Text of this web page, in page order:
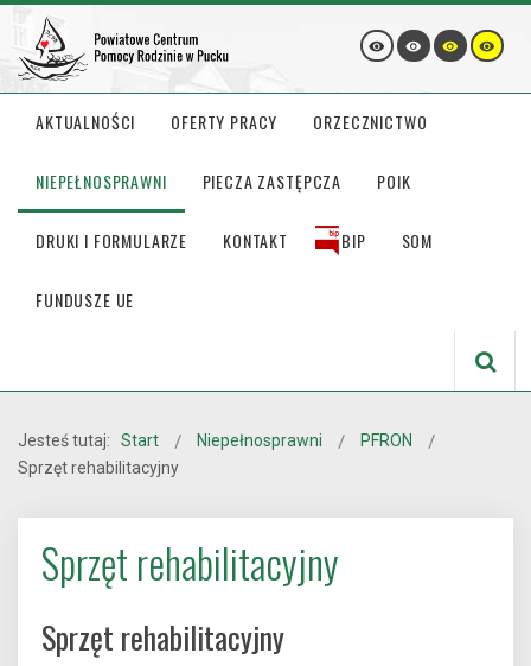
AKTUALNOŚCI OFERTY PRACY ORZECZNICTWO
NIEPEŁNOSPRAWNI PIECZA ZASTĘPCZA POIK
DRUKI I FORMULARZE KONTAKT BIP SOM
FUNDUSZE UE
Jesteś tutaj: Start Niepełnosprawni
PFRON
Sprzęt rehabilitacyjny
Sprzęt rehabilitacyjny
Sprzęt rehabilitacyjny